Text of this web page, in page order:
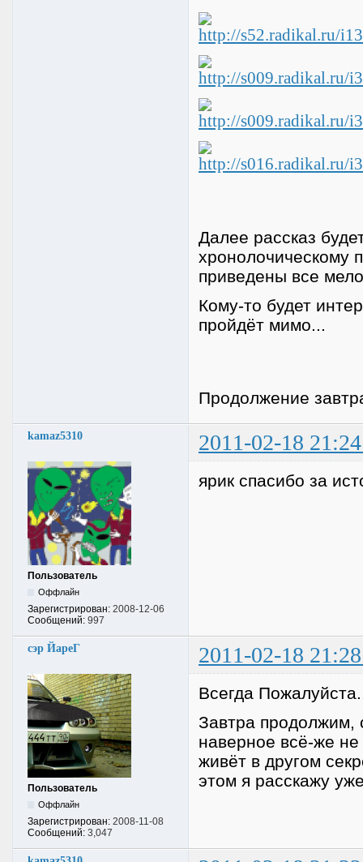
Далее рассказ
хронолочическому
приведены все
Кому-то будет
пройдёт мимо...
Продолжение
kamaz5310 2011-02-18
Пользователь
Оффлайн
Зарегистрирован: 2008-12-06
Сообщений: 997
ярик спасибо за
сэр ЙареГ 2011-02-18
Пользователь
Оффлайн
Зарегистрирован: 2008-11-08
Сообщений: 3,047
Всегда
Завтра продолжим,
наверное всё-же
живёт в другом
этом я расскажу